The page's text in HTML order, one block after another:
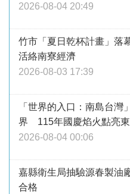
2026-08-04 20:49
竹市「夏日乾杯計畫」落
活絡南寮經濟
2026-08-03 17:39
「世界的入口：南島台灣
界 115年國慶焰火點亮
2026-08-04 00:06
嘉縣衛生局抽驗源春製
合格